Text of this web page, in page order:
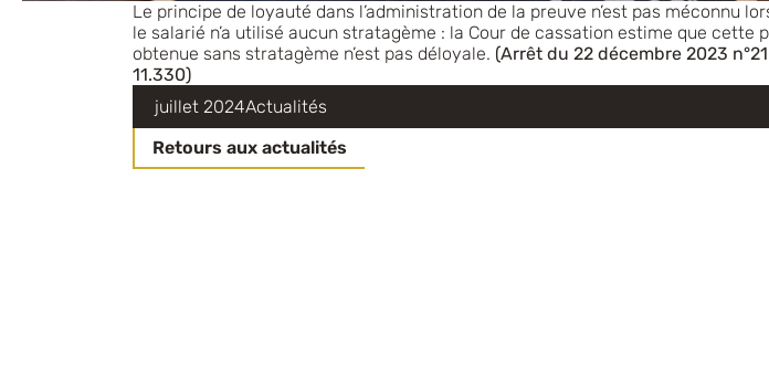
Le principe de loyauté dans l’administration de la preuve n’est pas méconnu
le salarié n’a utilisé aucun stratagème : la Cour de cassation estime que cette
obtenue sans stratagème n’est pas déloyale. (Arrêt du 22 décembre 2023
11.330)
juillet 2024Actualités
Retours aux actualités